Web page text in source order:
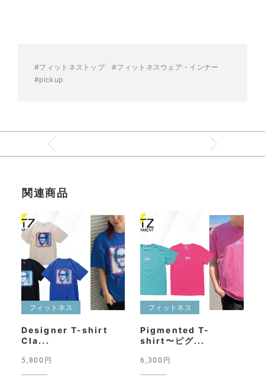
#フィットネストップ
#フィットネスウェア・インナー
#pickup
関連商品
フィットネス
Designer T-shirt
Cla...
5,800円
フィットネス
Pigmented T-
shirt〜ピグ...
6,300円